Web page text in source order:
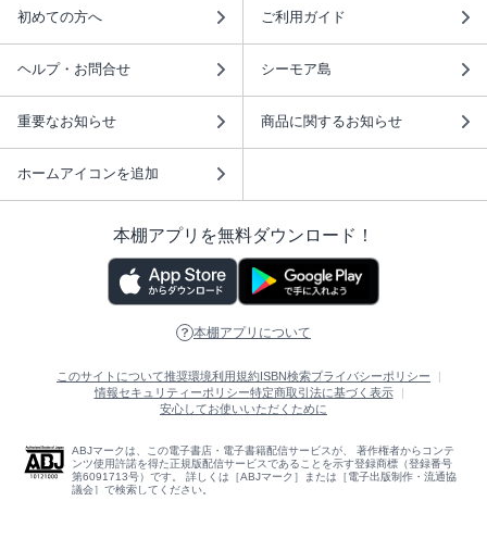
初めての方へ ご利用ガイド
ヘルプ・お問合せ シーモア島
重要なお知らせ 商品に関するお知らせ
ホームアイコンを追加
本棚アプリを無料ダウンロード！
本棚アプリについて
このサイトについて推奨環境利用規約ISBN検索プライバシーポリシー
情報セキュリティーポリシー特定商取引法に基づく表示
安心してお使いいただくために
ABJマークは、この電子書店・電子書籍配信サービスが、 著作権者からコンテ
ンツ使用許諾を得た正規版配信サービスであることを示す登録商標（登録番号
第6091713号）です。 詳しくは［ABJマーク］または［電子出版制作・流通協
議会］で検索してください。